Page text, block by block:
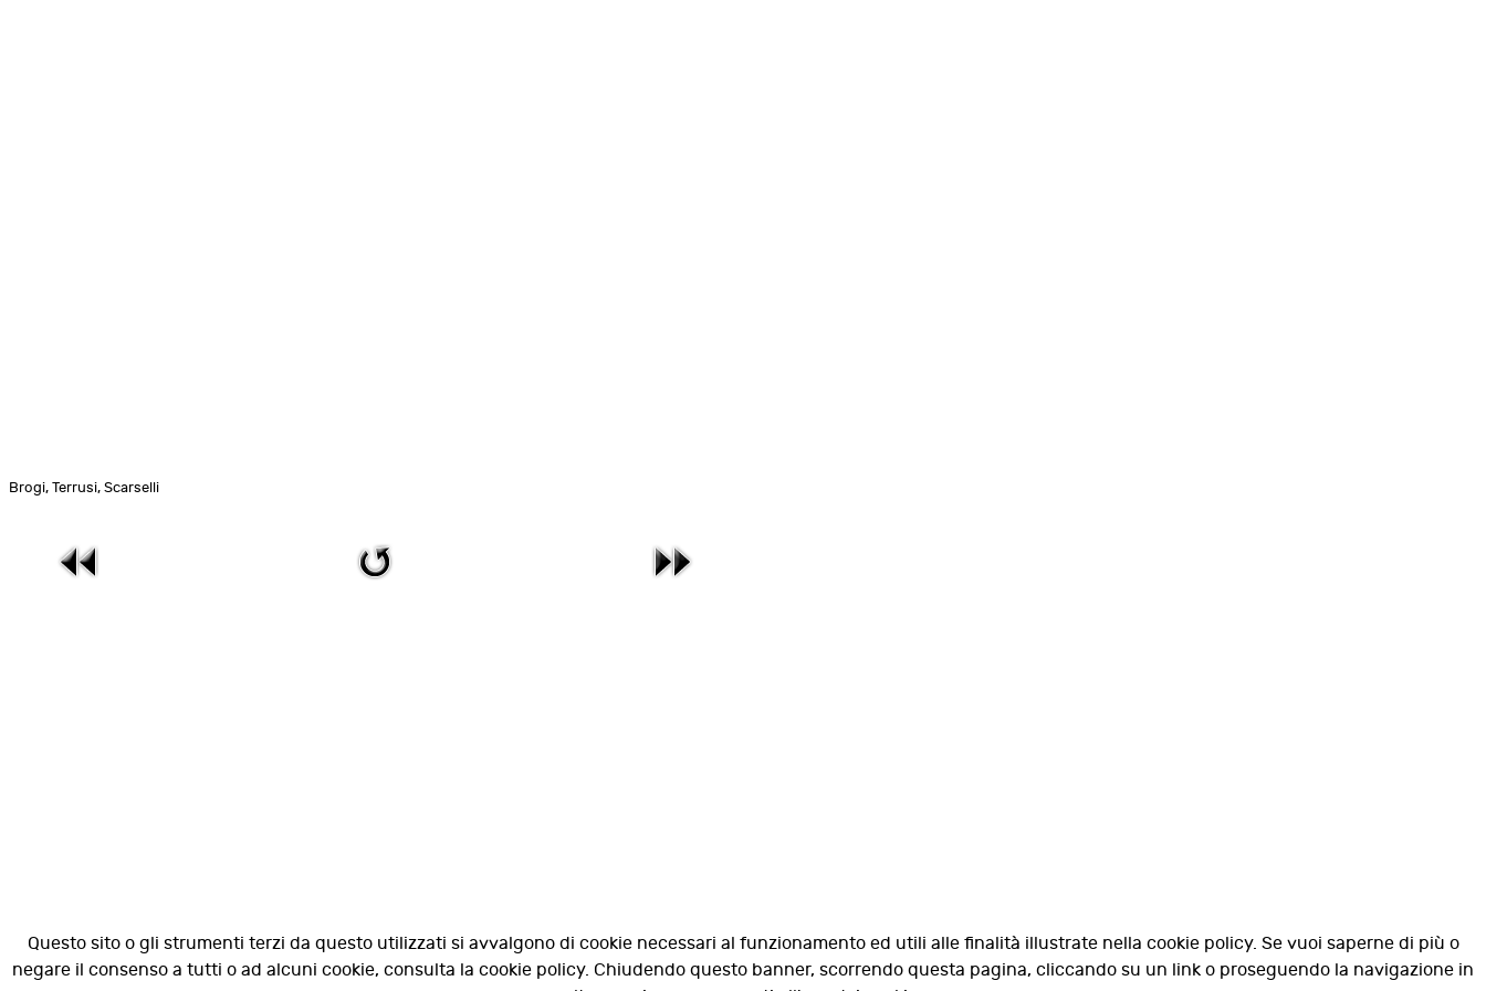
Brogi, Terrusi, Scarselli
Questo sito o gli strumenti terzi da questo utilizzati si avvalgono di cookie necessari al funzionamento ed utili alle finalità illustrate nella cookie policy. Se vuoi saperne di più o
negare il consenso a tutti o ad alcuni cookie, consulta la cookie policy. Chiudendo questo banner, scorrendo questa pagina, cliccando su un link o proseguendo la navigazione in